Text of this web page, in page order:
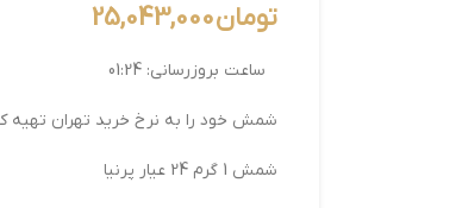
تومان
ساعت بروزرسانی:01:24
شمش خود را به نرخ خرید تهران تهیه
شمش 1 گرم 24 عیار پرنیا